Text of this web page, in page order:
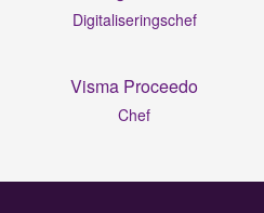
Digitaliseringschef
Visma Proceedo
Chef